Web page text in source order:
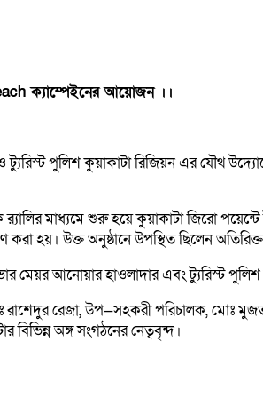
ক্যাম্পেইনের আয়োজন ।।
পুলিশ কুয়াকাটা রিজিয়ন এর যৌথ
র‌্যালির মাধ্যমে শুরু হয়ে কুয়াকাটা জিরো
করা হয়। উক্ত অনুষ্ঠানে উপস্থিত ছিলেন
মেয়র আনোয়ার হাওলাদার এবং ট্যুরিস্ট পুলিশ
রেজা, উপ—সহকরী পরিচালক, মোঃ
বিভিন্ন অঙ্গ সংগঠনের নেতৃবৃন্দ।